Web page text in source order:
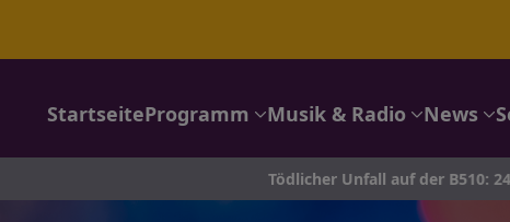
StartseiteProgramm Musik & Radio News
Tödlicher Unfall auf der B510: 24-Jähriger